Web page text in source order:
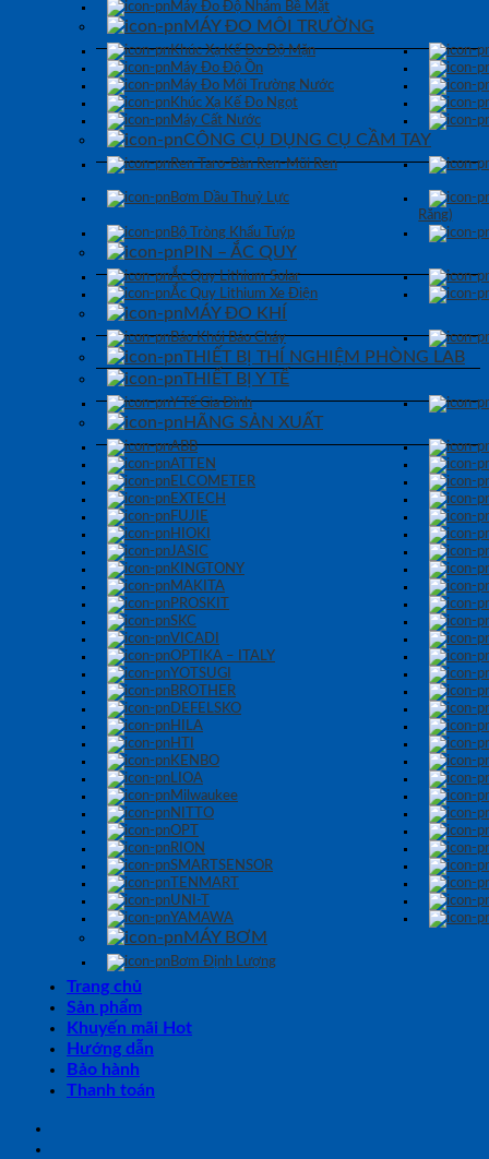
Máy Đo Độ Nhám Bề Mặt
MÁY ĐO MÔI TRƯỜNG
Khúc Xạ Kế Đo Độ Mặn
Máy Đo Độ Ồn
Máy Đo Môi Trường Nước
Khúc Xạ Kế Đo Ngọt
Máy Cất Nước
CÔNG CỤ DỤNG CỤ CẦM TAY
Ren Taro-Bàn Ren-Mũi Ren
Bơm Dầu Thuỷ Lực
Răng)
Bộ Tròng Khẩu Tuýp
PIN – ẮC QUY
Ắc Quy Lithium Solar
Ắc Quy Lithium Xe Điện
MÁY ĐO KHÍ
Báo Khói Báo Cháy
THIẾT BỊ THÍ NGHIỆM PHÒNG LAB
THIẾT BỊ Y TẾ
Y Tế Gia Đình
HÃNG SẢN XUẤT
ABB
ATTEN
ELCOMETER
EXTECH
FUJIE
HIOKI
JASIC
KINGTONY
MAKITA
PROSKIT
SKC
VICADI
OPTIKA – ITALY
YOTSUGI
BROTHER
DEFELSKO
HILA
HTI
KENBO
LIOA
Milwaukee
NITTO
OPT
RION
SMARTSENSOR
TENMART
UNI-T
YAMAWA
MÁY BƠM
Bơm Định Lượng
Trang chủ
Sản phẩm
Khuyến mãi Hot
Hướng dẫn
Bảo hành
Thanh toán